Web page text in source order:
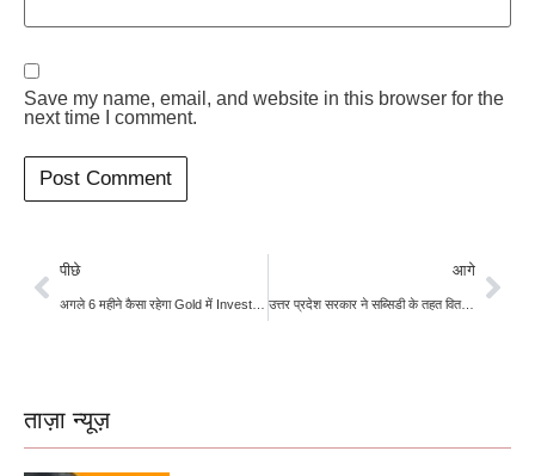
Save my name, email, and website in this browser for the
next time I comment.
पीछे आगे
उत्तर प्रदेश सरकार ने सब्सिडी के तहत वितरित किये 7.58 लाख क्विंटल गेहूं बीज, किसानों के लिए खरीद का आखिरी मौका
ताज़ा न्यूज़